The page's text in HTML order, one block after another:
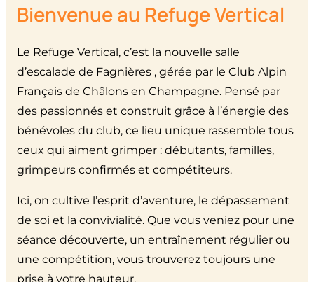
Bienvenue au Refuge Vertical
Le Refuge Vertical, c’est la nouvelle salle
d’escalade de Fagnières , gérée par le Club Alpin
Français de Châlons en Champagne. Pensé par
des passionnés et construit grâce à l’énergie des
bénévoles du club, ce lieu unique rassemble tous
ceux qui aiment grimper : débutants, familles,
grimpeurs confirmés et compétiteurs.
Ici, on cultive l’esprit d’aventure, le dépassement
de soi et la convivialité. Que vous veniez pour une
séance découverte, un entraînement régulier ou
une compétition, vous trouverez toujours une
prise à votre hauteur.